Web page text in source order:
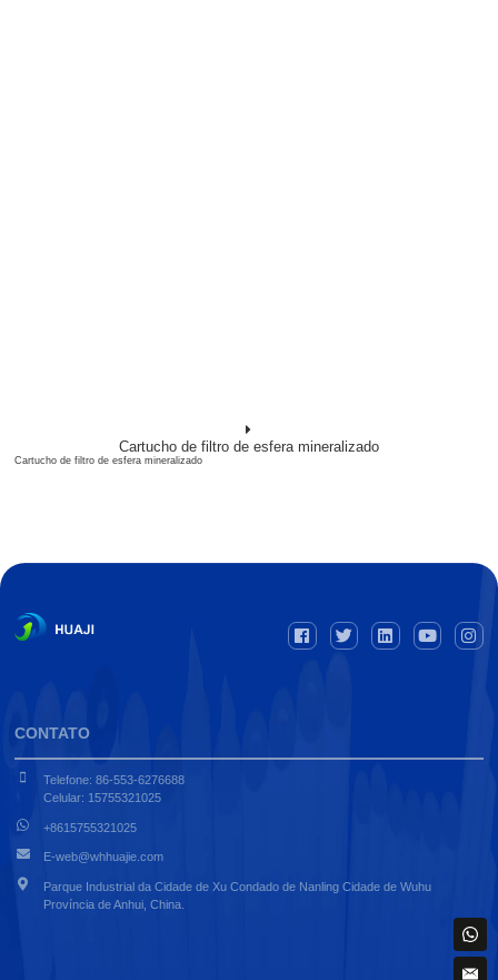
Cartucho de filtro de esfera mineralizado
Cartucho de filtro de esfera mineralizado
CONTATO
Telefone: 86-553-6276688
Celular: 15755321025
+8615755321025
E-web@whhuajie.com
Parque Industrial da Cidade de Xu Condado de Nanling Cidade de Wuhu
Província de Anhui, China.